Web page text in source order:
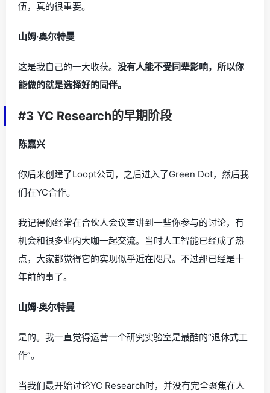
伍，真的很重要。
山姆·奥尔特曼
这是我自己的一大收获。 没有人能不受同辈影响，所以你
能做的就是选择好的同伴。
#3 YC Research的早期阶段
陈嘉兴
你后来创建了Loopt公司，之后进入了Green Dot，然后我
们在YC合作。
我记得你经常在合伙人会议室讲到一些你参与的讨论，有
机会和很多业内大咖一起交流。当时人工智能已经成了热
点，大家都觉得它的实现似乎近在咫尺。不过那已经是十
年前的事了。
山姆·奥尔特曼
是的。我一直觉得运营一个研究实验室是最酷的“退休式工
作”。
当我们最开始讨论YC Research时，并没有完全聚焦在人